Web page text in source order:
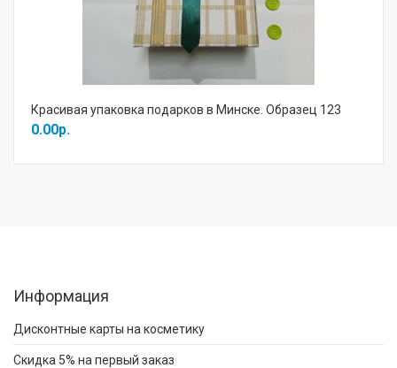
Красивая упаковка подарков в Минске. Образец 123
0.00р.
Информация
Дисконтные карты на косметику
Скидка 5% на первый заказ